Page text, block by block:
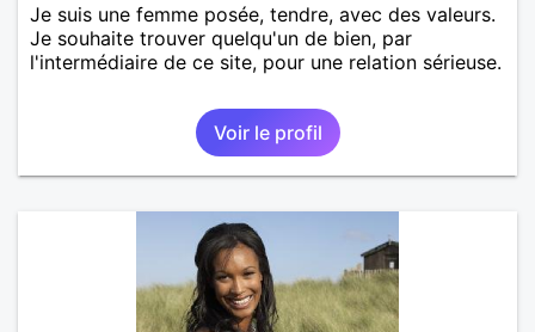
Je suis une femme posée, tendre, avec des valeurs.
Je souhaite trouver quelqu'un de bien, par
l'intermédiaire de ce site, pour une relation sérieuse.
Voir le profil